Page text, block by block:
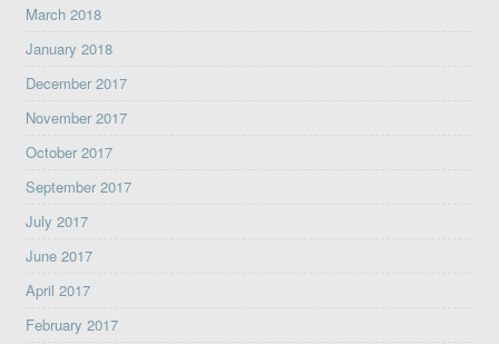
March 2018
January 2018
December 2017
November 2017
October 2017
September 2017
July 2017
June 2017
April 2017
February 2017